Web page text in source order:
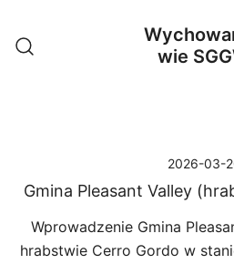
treści
wie
2026-03-
Gmina Pleasant Valley
Wprowadzenie Gmina
hrabstwie Cerro Gordo w